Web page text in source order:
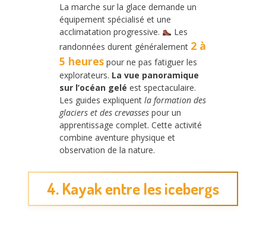
La marche sur la glace demande un
équipement spécialisé et une
acclimatation progressive.
Les
randonnées durent généralement 2 à
5 heures pour ne pas fatiguer les
explorateurs. La vue panoramique
sur l’océan gelé est spectaculaire.
Les guides expliquent la formation des
glaciers et des crevasses pour un
apprentissage complet. Cette activité
combine aventure physique et
observation de la nature.
4. Kayak entre les icebergs